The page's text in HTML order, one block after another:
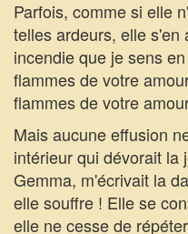
Parfois, comme si elle
telles ardeurs, elle
incendie que je sens
flammes de votre
flammes de votre
Mais aucune effusion
intérieur qui dévorait la
Gemma, m'écrivait la
elle souffre ! Elle se
elle ne cesse de